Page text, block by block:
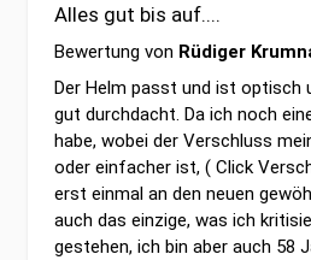
Alles gut bis auf....
Bewertung von Rüdiger
Der Helm passt und ist optisch
gut durchdacht. Da ich noch
habe, wobei der Verschluss
oder einfacher ist, ( Click
erst einmal an den neuen
auch das einzige, was ich
gestehen, ich bin aber auch 58